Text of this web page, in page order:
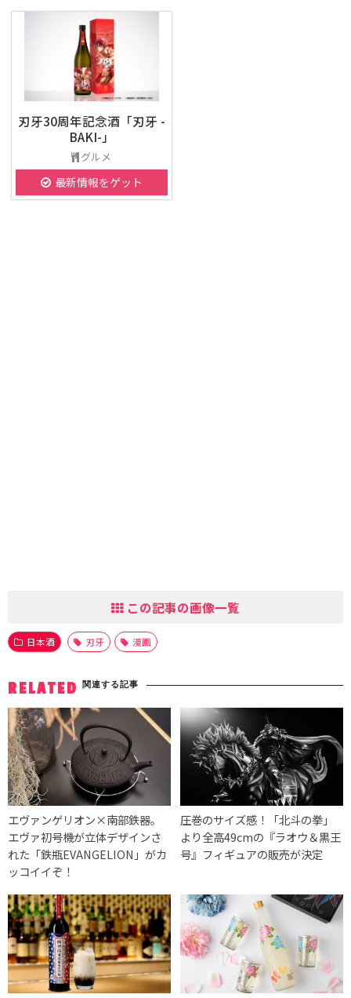
刃牙30周年記念酒「刃牙 -
BAKI-」
グルメ
最新情報をゲット
この記事の画像一覧
日本酒 刃牙 漫画
RELATED 関連する記事
エヴァンゲリオン×南部鉄器。
エヴァ初号機が立体デザインさ
れた「鉄瓶EVANGELION」がカ
ッコイイぞ！
圧巻のサイズ感！「北斗の拳」
より全高49cmの『ラオウ＆黒王
号』フィギュアの販売が決定